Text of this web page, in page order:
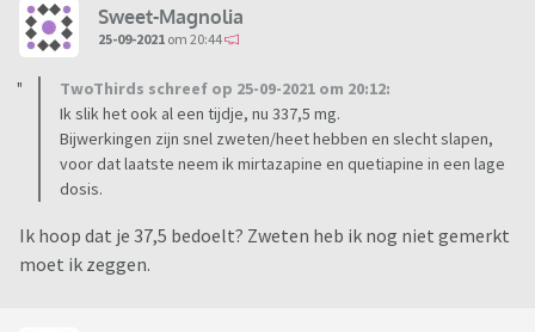
Sweet-Magnolia
25-09-2021 om 20:44
TwoThirds schreef op 25-09-2021 om 20:12:
Ik slik het ook al een tijdje, nu 337,5 mg.
Bijwerkingen zijn snel zweten/heet hebben en slecht slapen,
voor dat laatste neem ik mirtazapine en quetiapine in een lage
dosis.
Ik hoop dat je 37,5 bedoelt? Zweten heb ik nog niet gemerkt
moet ik zeggen.